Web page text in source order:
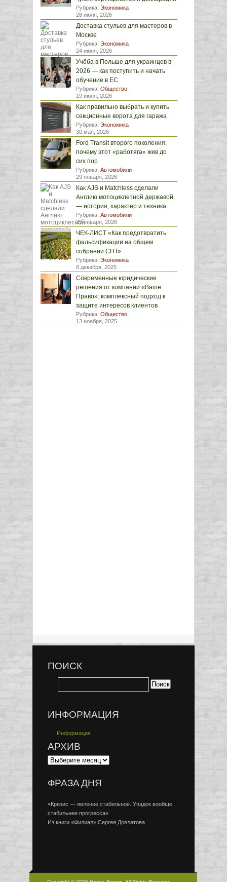
Рубрика: Экономика
28 июля, 2026
Доставка стульев для мастеров в
Москве
Рубрика: Экономика
24 июня, 2026
Учёба в Польше для украинцев в
2026 — как поступить и начать
обучение в ЕС
Рубрика: Общество
19 июня, 2026
Как правильно выбрать и купить
секционные ворота для гаража
Рубрика: Экономика
30 мая, 2026
Ford Transit второго поколения:
почему этот «работяга» жив до
сих пор
Рубрика: Автомобили
29 января, 2026
Как AJS и Matchless сделали
Англию мотоциклетной державой
— история, характер и техника
Рубрика: Автомобили
29 января, 2026
ЧЕК-ЛИСТ «Как предотвратить
фальсификации на общем
собрании СНТ»
Рубрика: Экономика
8 декабря, 2025
Современные юридические
решения от компании «Ваше
Право»: комплексный подход к
защите интересов клиентов
Рубрика: Общество
13 ноября, 2025
ПОИСК
ИНФОРМАЦИЯ
Информация
АРХИВ
ФРАЗА ДНЯ
«Кризис — явление стабильное. Упадок вообще
стабильнее прогресса»
Из книги «Филиал» Сергея Довлатова